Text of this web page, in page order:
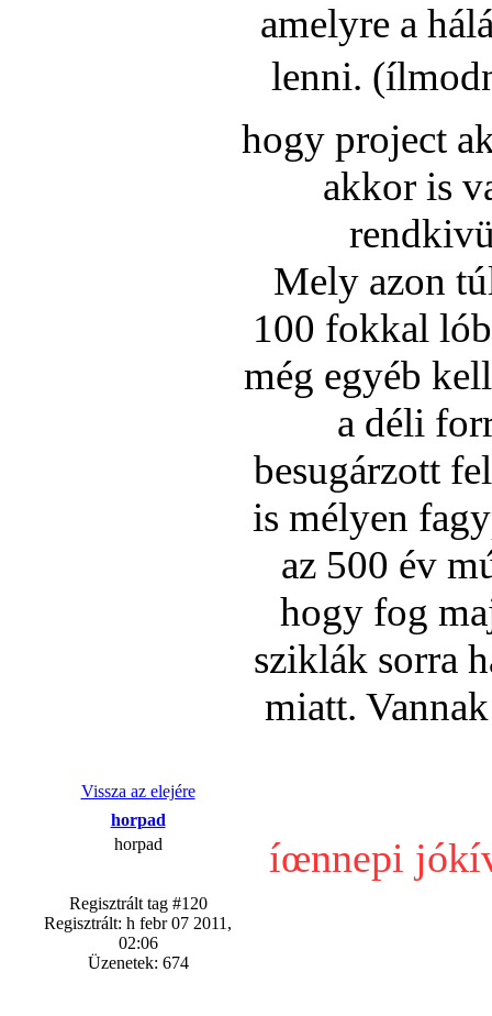
amelyre a
lenni.
hogy project
akkor is
Mely azon
100 fokkal
még egyéb
a déli
besugárzott
is mélyen
az 500 év
hogy fog
sziklák sorra
miatt.
Vissza az elejére
horpad
horpad
Regisztrált tag #120
Regisztrált: h febr 07 2011,
02:06
Üzenetek: 674
íœnnepi